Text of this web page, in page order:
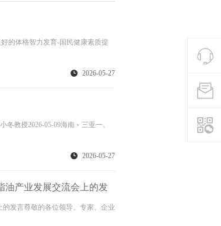
的体格智力发育-国民健康素质提
2026-05-27
教授2026-05-09海南﹡三亚一、
2026-05-27
产业发展交流会上的发
发言尊敬的各位领导、专家、企业